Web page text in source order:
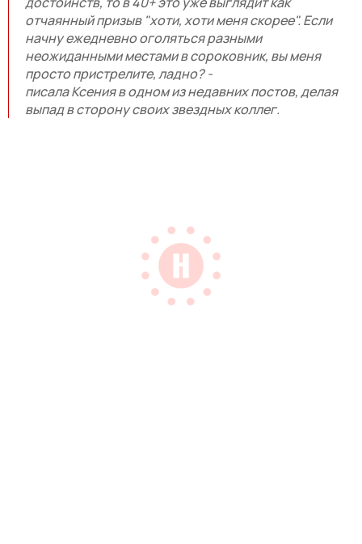
отчаянный призыв "хоти, хоти меня скорее". Если
начну ежедневно оголяться разными
неожиданными местами в сороковник, вы меня
просто пристрелите, ладно? -
писала Ксения в одном из недавних постов, делая
выпад в сторону своих звездных коллег.